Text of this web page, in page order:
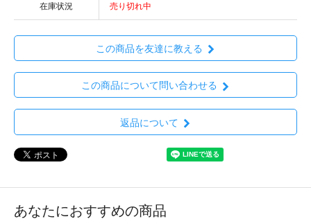
在庫状況 売り切れ中
この商品を友達に教える
この商品について問い合わせる
返品について
あなたにおすすめの商品